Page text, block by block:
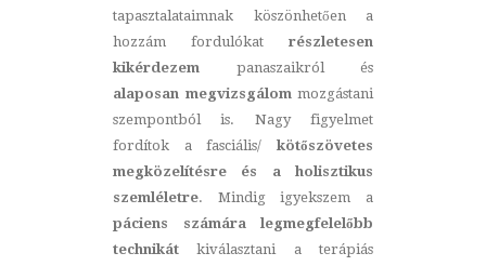
tapasztalataimnak köszönhetően a
hozzám fordulókat részletesen
kikérdezem panaszaikról és
alaposan megvizsgálommozgástani
szempontból is. Nagy figyelmet
fordítok a fasciális/ kötőszövetes
megközelítésre és a holisztikus
szemléletre. Mindig igyekszem a
páciens számára legmegfelelőbb
technikát kiválasztani a terápiás